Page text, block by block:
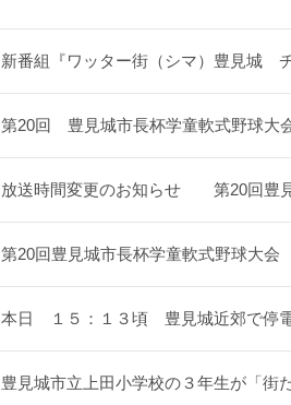
新番組『ワッター街（シマ）豊見城
第20回 豊見城市長杯学童軟式野球大
放送時間変更のお知らせ 第20回豊
第20回豊見城市長杯学童軟式野球大
本日 １５：１３頃 豊見城近郊で停電
豊見城市立上田小学校の３年生が「街